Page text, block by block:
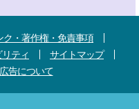
ク・著作権・免責事項
ティ
サイトマップ
告について